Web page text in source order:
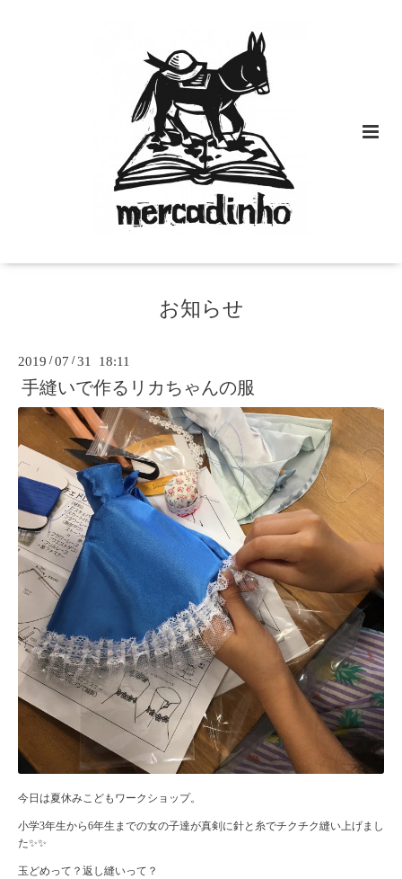
お知らせ
2019 /07 /31 18:11
手縫いで作るリカちゃんの服
今日は夏休みこどもワークショップ。
小学3年生から6年生までの女の子達が真剣に針と糸でチクチク縫い上げまし
た✨✨
玉どめって？返し縫いって？